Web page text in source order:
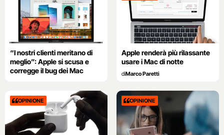
“I nostri clienti meritano di
meglio”: Apple si scusa e
corregge il bug dei Mac
Apple renderà più rilassante
usare i Mac di notte
diMarco Paretti
OPINIONE OPINIONE